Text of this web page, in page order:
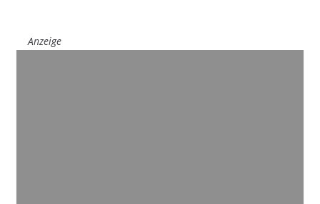
Anzeige